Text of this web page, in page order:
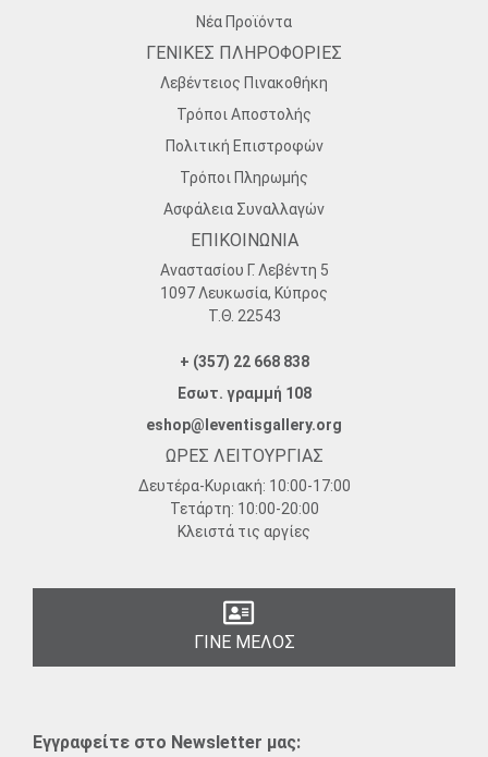
Νέα Προϊόντα
ΓΕΝΙΚΕΣ ΠΛΗΡΟΦΟΡΙΕΣ
Λεβέντειος Πινακοθήκη
Τρόποι Αποστολής
Πολιτική Επιστροφών
Τρόποι Πληρωμής
Ασφάλεια Συναλλαγών
ΕΠΙΚΟΙΝΩΝΙΑ
Αναστασίου Γ. Λεβέντη 5
1097 Λευκωσία, Κύπρος
Τ.Θ. 22543
+ (357) 22 668 838
Εσωτ. γραμμή 108
eshop@leventisgallery.org
ΩΡΕΣ ΛΕΙΤΟΥΡΓΙΑΣ
Δευτέρα-Κυριακή: 10:00-17:00
Τετάρτη: 10:00-20:00
Κλειστά τις αργίες
ΓΙΝΕ ΜΕΛΟΣ
Εγγραφείτε στο Newsletter μας: